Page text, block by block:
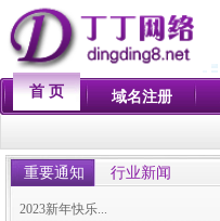
首 页 域名注册
重要通知 行业新闻
2023新年快乐...